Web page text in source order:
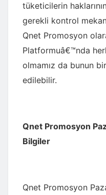
tüketicilerin
gerekli kontrol
Qnet Promosyon
Platformuâ€™nda
olmamız da bunun
edilebilir.
Qnet Promosyon
Bilgiler
Qnet Promosyon